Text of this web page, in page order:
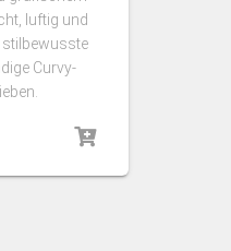
luftig und
stilbewusste
Curvy-